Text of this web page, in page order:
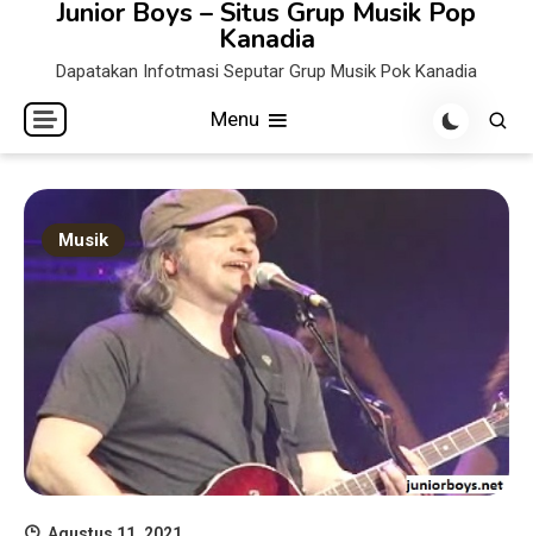
content
Junior Boys – Situs Grup Musik Pop
Kanadia
Dapatakan Infotmasi Seputar Grup Musik Pok Kanadia
Menu
Musik